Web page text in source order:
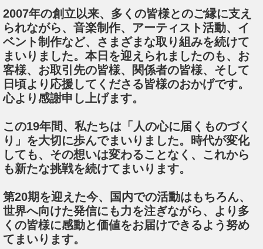
2007年の創立以来、多くの皆様とのご縁に支え
られながら、音楽制作、アーティスト活動、イ
ベント制作など、さまざまな取り組みを続けて
まいりました。本日を迎えられましたのも、お
客様、お取引先の皆様、関係者の皆様、そして
日頃より応援してくださる皆様のおかげです。
心より感謝申し上げます。
この19年間、私たちは「人の心に届くものづく
り」を大切に歩んでまいりました。時代が変化
しても、その想いは変わることなく、これから
も新たな挑戦を続けてまいります。
第20期を迎えた今、国内での活動はもちろん、
世界へ向けた発信にも力を注ぎながら、より多
くの皆様に感動と価値をお届けできるよう努め
てまいります。